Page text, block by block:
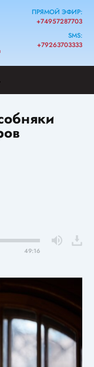
ПРЯМОЙ ЭФИР:
+74957287703
SMS:
+79263703333
49:16